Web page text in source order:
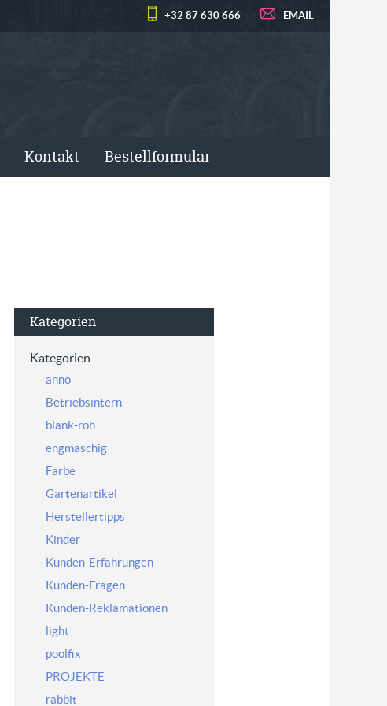
+32 87 630 666 EMAIL
Kontakt Bestellformular
Kategorien
Kategorien
anno
Betriebsintern
blank-roh
engmaschig
Farbe
Gartenartikel
Herstellertipps
Kinder
Kunden-Erfahrungen
Kunden-Fragen
Kunden-Reklamationen
light
poolfix
PROJEKTE
rabbit